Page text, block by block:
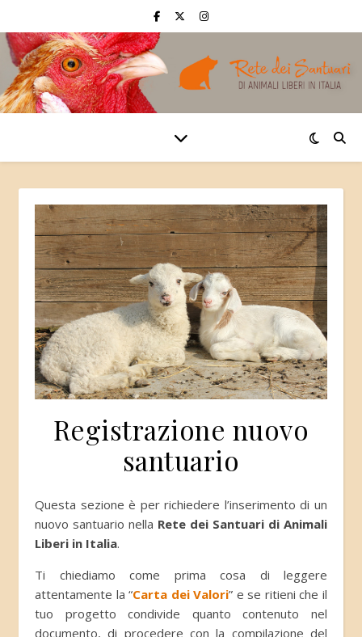
Registrazione nuovo
santuario
Questa sezione è per richiedere l’inserimento di un
nuovo santuario nella Rete dei Santuari di Animali
Liberi in Italia.
Ti chiediamo come prima cosa di leggere
attentamente la “Carta dei Valori” e se ritieni che il
tuo progetto condivide quanto contenuto nel
documento, di procedere con la compilazione del